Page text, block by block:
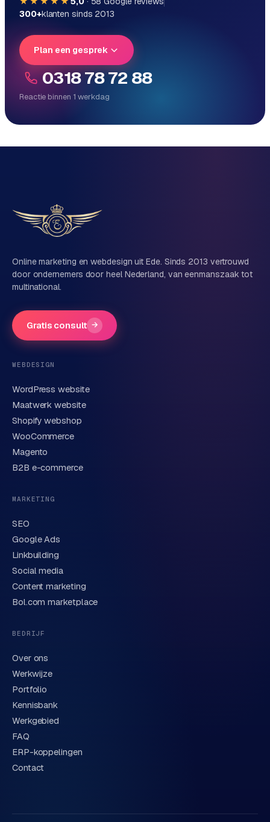
c
m
a
r
l
BRANCHE-
EXPERTISE
i
e
s
e
n
i
k
e
l
W
o
e
n
n
t
e
r
i
u
I
n
d
s
t
r
i
300+klanten sinds 2013
Plan een gesprek
0318 78 72 88
Reactie binnen 1 werkdag
Direct persoonlijk contact, geen ticketsysteem
Vertel ons over je project
Naam
Bedrijfsnaam
Telefoonnummer(optioneel)
E-mail
Korte omschrijving van je vraag of project
Verstuur aanvraag
We behandelen je gegevens zorgvuldig conform onze
privacyverklaring
Online marketing en webdesign uit Ede. Sinds 2013 vertrouwd
door ondernemers door heel Nederland, van eenmanszaak tot
multinational.
Gratis consult →
WEBDESIGN
WordPress website
Maatwerk website
Shopify webshop
WooCommerce
Magento
B2B e-commerce
MARKETING
SEO
Google Ads
Linkbuilding
Social media
Content marketing
Bol.com marketplace
BEDRIJF
Over ons
Werkwijze
Portfolio
Kennisbank
Werkgebied
FAQ
ERP-koppelingen
Contact